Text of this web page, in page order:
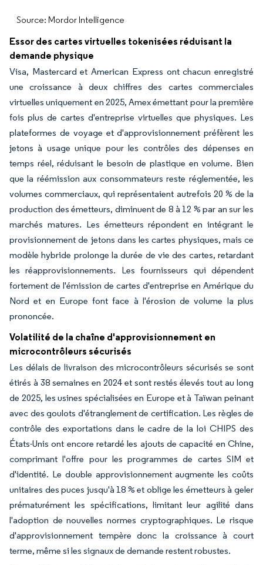
Source: Mordor Intelligence
Essor des cartes virtuelles tokenisées réduisant la
demande physique
Visa, Mastercard et American Express ont chacun enregistré
une croissance à deux chiffres des cartes commerciales
virtuelles uniquement en 2025, Amex émettant pour la première
fois plus de cartes d'entreprise virtuelles que physiques. Les
plateformes de voyage et d'approvisionnement préfèrent les
jetons à usage unique pour les contrôles des dépenses en
temps réel, réduisant le besoin de plastique en volume. Bien
que la réémission aux consommateurs reste réglementée, les
volumes commerciaux, qui représentaient autrefois 20 % de la
production des émetteurs, diminuent de 8 à 12 % par an sur les
marchés matures. Les émetteurs répondent en intégrant le
provisionnement de jetons dans les cartes physiques, mais ce
modèle hybride prolonge la durée de vie des cartes, retardant
les réapprovisionnements. Les fournisseurs qui dépendent
fortement de l'émission de cartes d'entreprise en Amérique du
Nord et en Europe font face à l'érosion de volume la plus
prononcée.
Volatilité de la chaîne d'approvisionnement en
microcontrôleurs sécurisés
Les délais de livraison des microcontrôleurs sécurisés se sont
étirés à 38 semaines en 2024 et sont restés élevés tout au long
de 2025, les usines spécialisées en Europe et à Taïwan peinant
avec des goulots d'étranglement de certification. Les règles de
contrôle des exportations dans le cadre de la loi CHIPS des
États-Unis ont encore retardé les ajouts de capacité en Chine,
comprimant l'offre pour les programmes de cartes SIM et
d'identité. Le double approvisionnement augmente les coûts
unitaires des puces jusqu'à 18 % et oblige les émetteurs à geler
prématurément les spécifications, limitant leur agilité dans
l'adoption de nouvelles normes cryptographiques. Le risque
d'approvisionnement tempère donc la croissance à court
terme, même si les signaux de demande restent robustes.